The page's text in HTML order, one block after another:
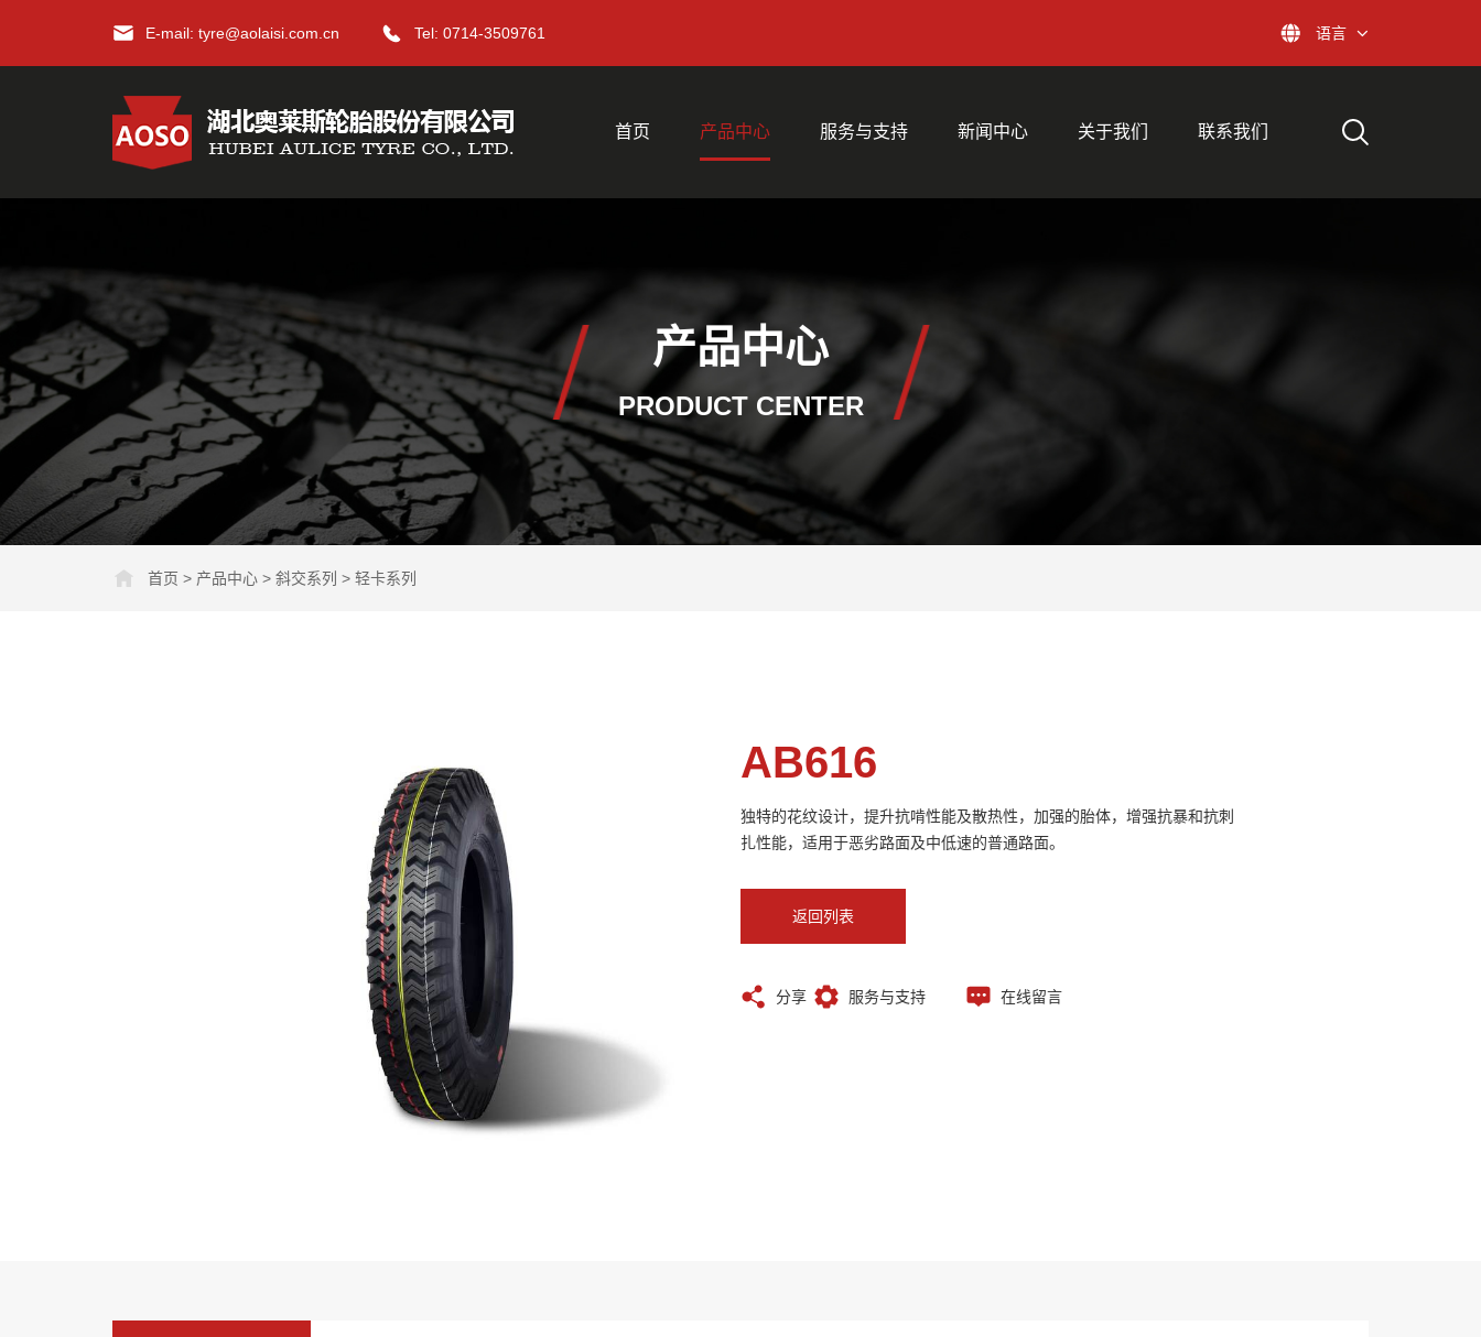
E-mail: tyre@aolaisi.com.cn Tel: 0714-3509761 语言
首页 产品中心 服务与支持 新闻中心 关于我们 联系我们
产品中心
PRODUCT CENTER
首页 > 产品中心 > 斜交系列 > 轻卡系列
AB616
独特的花纹设计，提升抗啃性能及散热性，加强的胎体，增强抗暴和抗刺
返回列表
分享 服务与支持 在线留言